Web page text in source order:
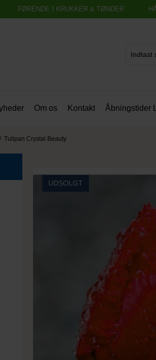
FØRENDE I KRUKKER & TØNDER
Om os Kontakt Åbningstider
/ Tulipan Crystal Beauty
UDSOLGT